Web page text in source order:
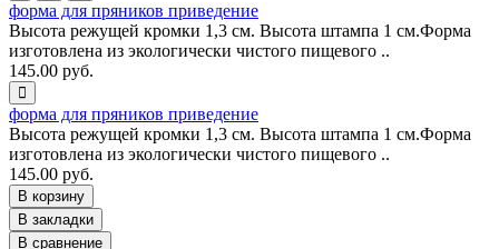
форма для пряников приведение
Высота режущей кромки 1,3 см. Высота штампа 1 см.Форма
изготовлена из экологически чистого пищевого ..
145.00 руб.
форма для пряников приведение
Высота режущей кромки 1,3 см. Высота штампа 1 см.Форма
изготовлена из экологически чистого пищевого ..
145.00 руб.
В корзину
В закладки
В сравнение